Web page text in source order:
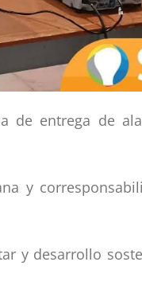
de entrega de
y
y desarrollo